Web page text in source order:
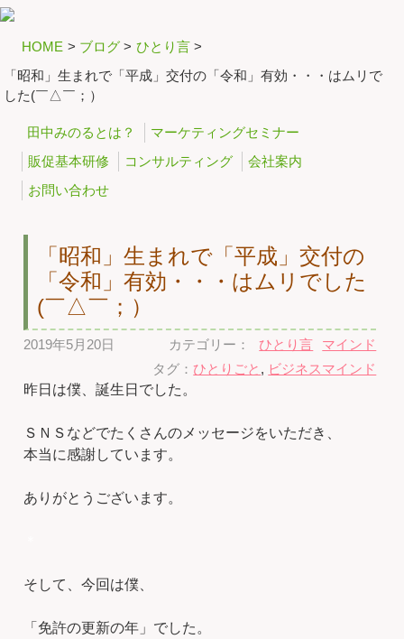
HOME > ブログ > ひとり言 >
「昭和」生まれで「平成」交付の「令和」有効・・・はムリで
した(￣△￣；）
田中みのるとは？
マーケティングセミナー
販促基本研修
コンサルティング
会社案内
お問い合わせ
「昭和」生まれで「平成」交付の
「令和」有効・・・はムリでした
(￣△￣；）
2019年5月20日 カテゴリー： ひとり言
マインド
タグ：ひとりごと , ビジネスマインド
昨日は僕、誕生日でした。
ＳＮＳなどでたくさんのメッセージをいただき、
本当に感謝しています。
ありがとうございます。
そして、今回は僕、
「免許の更新の年」でした。